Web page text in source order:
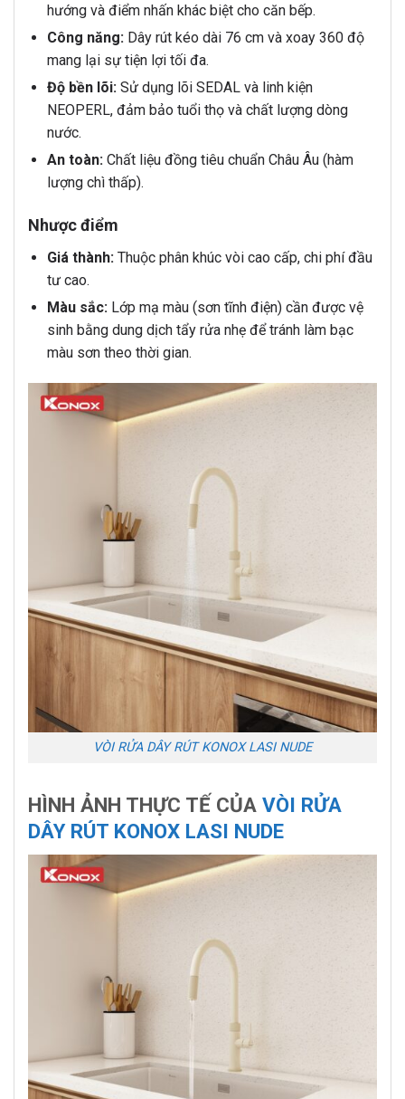
hướng và điểm nhấn khác biệt cho căn bếp.
Công năng:Dây rút kéo dài 76 cm và xoay 360 độ
mang lại sự tiện lợi tối đa.
Độ bền lõi:Sử dụng lõi SEDAL và linh kiện
NEOPERL, đảm bảo tuổi thọ và chất lượng dòng
nước.
An toàn:Chất liệu đồng tiêu chuẩn Châu Âu (hàm
lượng chì thấp).
Nhược điểm
Giá thành:Thuộc phân khúc vòi cao cấp, chi phí đầu
tư cao.
Màu sắc:Lớp mạ màu (sơn tĩnh điện) cần được vệ
sinh bằng dung dịch tẩy rửa nhẹ để tránh làm bạc
màu sơn theo thời gian.
VÒI RỬA DÂY RÚT KONOX LASI NUDE
HÌNH ẢNH THỰC TẾ CỦA VÒI RỬA
DÂY RÚT KONOX LASI NUDE